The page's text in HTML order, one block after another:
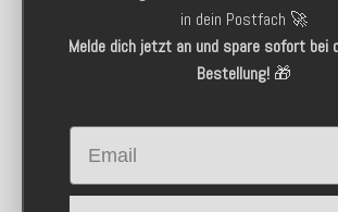
in dein Postfach 🚀
Melde dich jetzt an und spare sofort bei
Bestellung!🎁
Email